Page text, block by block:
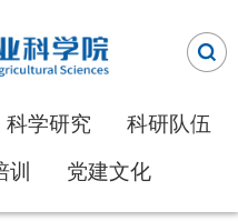
科学研究
科研队伍
训 党建文化